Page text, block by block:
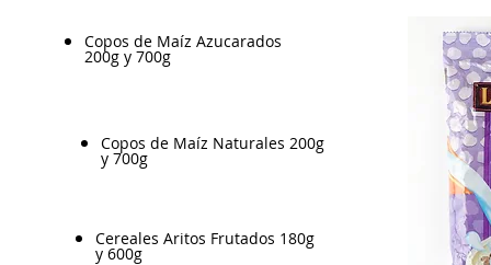
​Cereales Aritos Frutados 180g
y 600g
Copos de Maíz Azucarados
200g y 700g
Copos de Maíz Naturales 200g
y 700g